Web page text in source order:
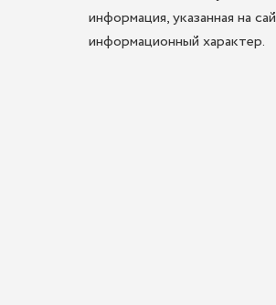
информация, указанная на
информационный характер.